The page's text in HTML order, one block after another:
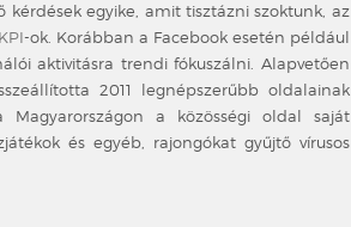
egyike, amit tisztázni szoktunk, az
KPI-ok. Korábban a Facebook esetén például
aktivitásra trendi fókuszálni. Alapvetően
2011 legnépszerűbb oldalainak
a közösségi oldal saját
és egyéb, rajongókat gyűjtő vírusos